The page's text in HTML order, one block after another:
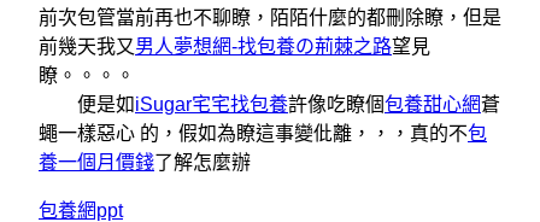
前次包管當前再也不聊瞭，陌陌什麼的都刪除瞭，但是
前幾天我又男人夢想網-找包養の荊棘之路望見
瞭。。。。
便是如iSugar宅宅找包養許像吃瞭個包養甜心網蒼
蠅一樣惡心 的，假如為瞭這事變仳離，，，真的不包
養一個月價錢了解怎麼辦
包養網ppt